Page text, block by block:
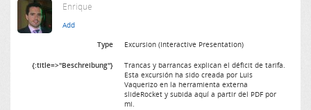
Enrique
Type Excursion (Interactive Presentation)
{:title=>"Beschreibung"}
Trancas y barrancas explican el déficit de tarifa.
Esta excursión ha sido creada por Luis
Vaquerizo en la herramienta externa
slideRocket y subida aquí a partir del PDF por
mi.